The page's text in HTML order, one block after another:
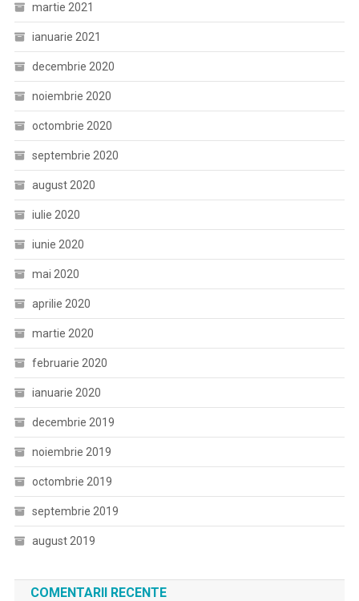
martie 2021
ianuarie 2021
decembrie 2020
noiembrie 2020
octombrie 2020
septembrie 2020
august 2020
iulie 2020
iunie 2020
mai 2020
aprilie 2020
martie 2020
februarie 2020
ianuarie 2020
decembrie 2019
noiembrie 2019
octombrie 2019
septembrie 2019
august 2019
COMENTARII RECENTE